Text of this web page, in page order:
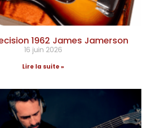
1962 James Jamerson
16 juin 2026
Lire la suite »